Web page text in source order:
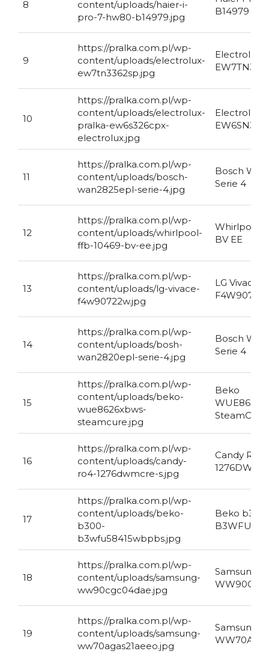
8
content/uploads/haier-i-
pro-7-hw80-b14979.jpg
B14979
9
https://pralka.com.pl/wp-
content/uploads/electrolux-
ew7tn3362sp.jpg
Electrolux
10
https://pralka.com.pl/wp-
content/uploads/electrolux-
pralka-ew6s326cpx-
electrolux.jpg
Electrolux
11
https://pralka.com.pl/wp-
content/uploads/bosch-
wan2825epl-serie-4.jpg
Bosch
Serie 4
12
https://pralka.com.pl/wp-
content/uploads/whirlpool-
ffb-10469-bv-ee.jpg
Whirlpool
BV EE
13
https://pralka.com.pl/wp-
content/uploads/lg-vivace-
f4w90722w.jpg
LG Vivace
14
https://pralka.com.pl/wp-
content/uploads/bosh-
wan2820epl-serie-4.jpg
Bosch
Serie 4
15
https://pralka.com.pl/wp-
content/uploads/beko-
wue8626xbws-
steamcure.jpg
Beko
SteamCure
16
https://pralka.com.pl/wp-
content/uploads/candy-
ro4-1276dwmcre-s.jpg
Candy RO4
17
https://pralka.com.pl/wp-
content/uploads/beko-
b300-
b3wfu58415wbpbs.jpg
Beko b300
18
https://pralka.com.pl/wp-
content/uploads/samsung-
ww90cgc04dae.jpg
Samsung
19
https://pralka.com.pl/wp-
content/uploads/samsung-
ww70agas21aeeo.jpg
Samsung